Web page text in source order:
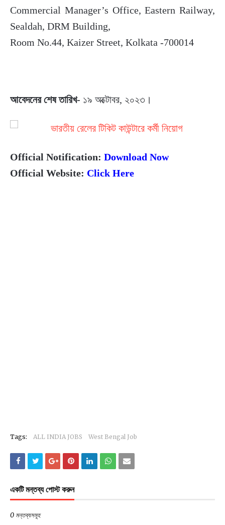
Commercial Manager’s Office, Eastern Railway,
Sealdah, DRM Building,
Room No.44, Kaizer Street, Kolkata -700014
আবেদনের শেষ তারিখ- ১৯ অক্টোবর, ২০২৩।
Official Notification: Download Now
Official Website: Click Here
Tags: ALL INDIA JOBS West Bengal Job
একটি মন্তব্য পোস্ট করুন
0 মন্তব্যসমূহ